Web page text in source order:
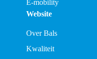
E-mobility
Website
Over Bals
Kwaliteit